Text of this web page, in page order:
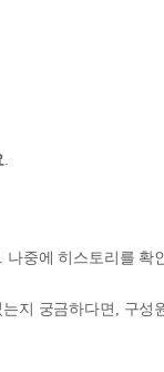
나중에 히스토리를 확
지 궁금하다면, 구성